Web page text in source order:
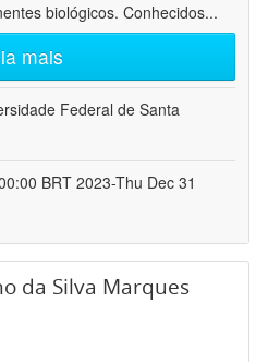
biológicos. Conhecidos...
mais
Federal de Santa
BRT 2023-Thu Dec 31
da Silva Marques